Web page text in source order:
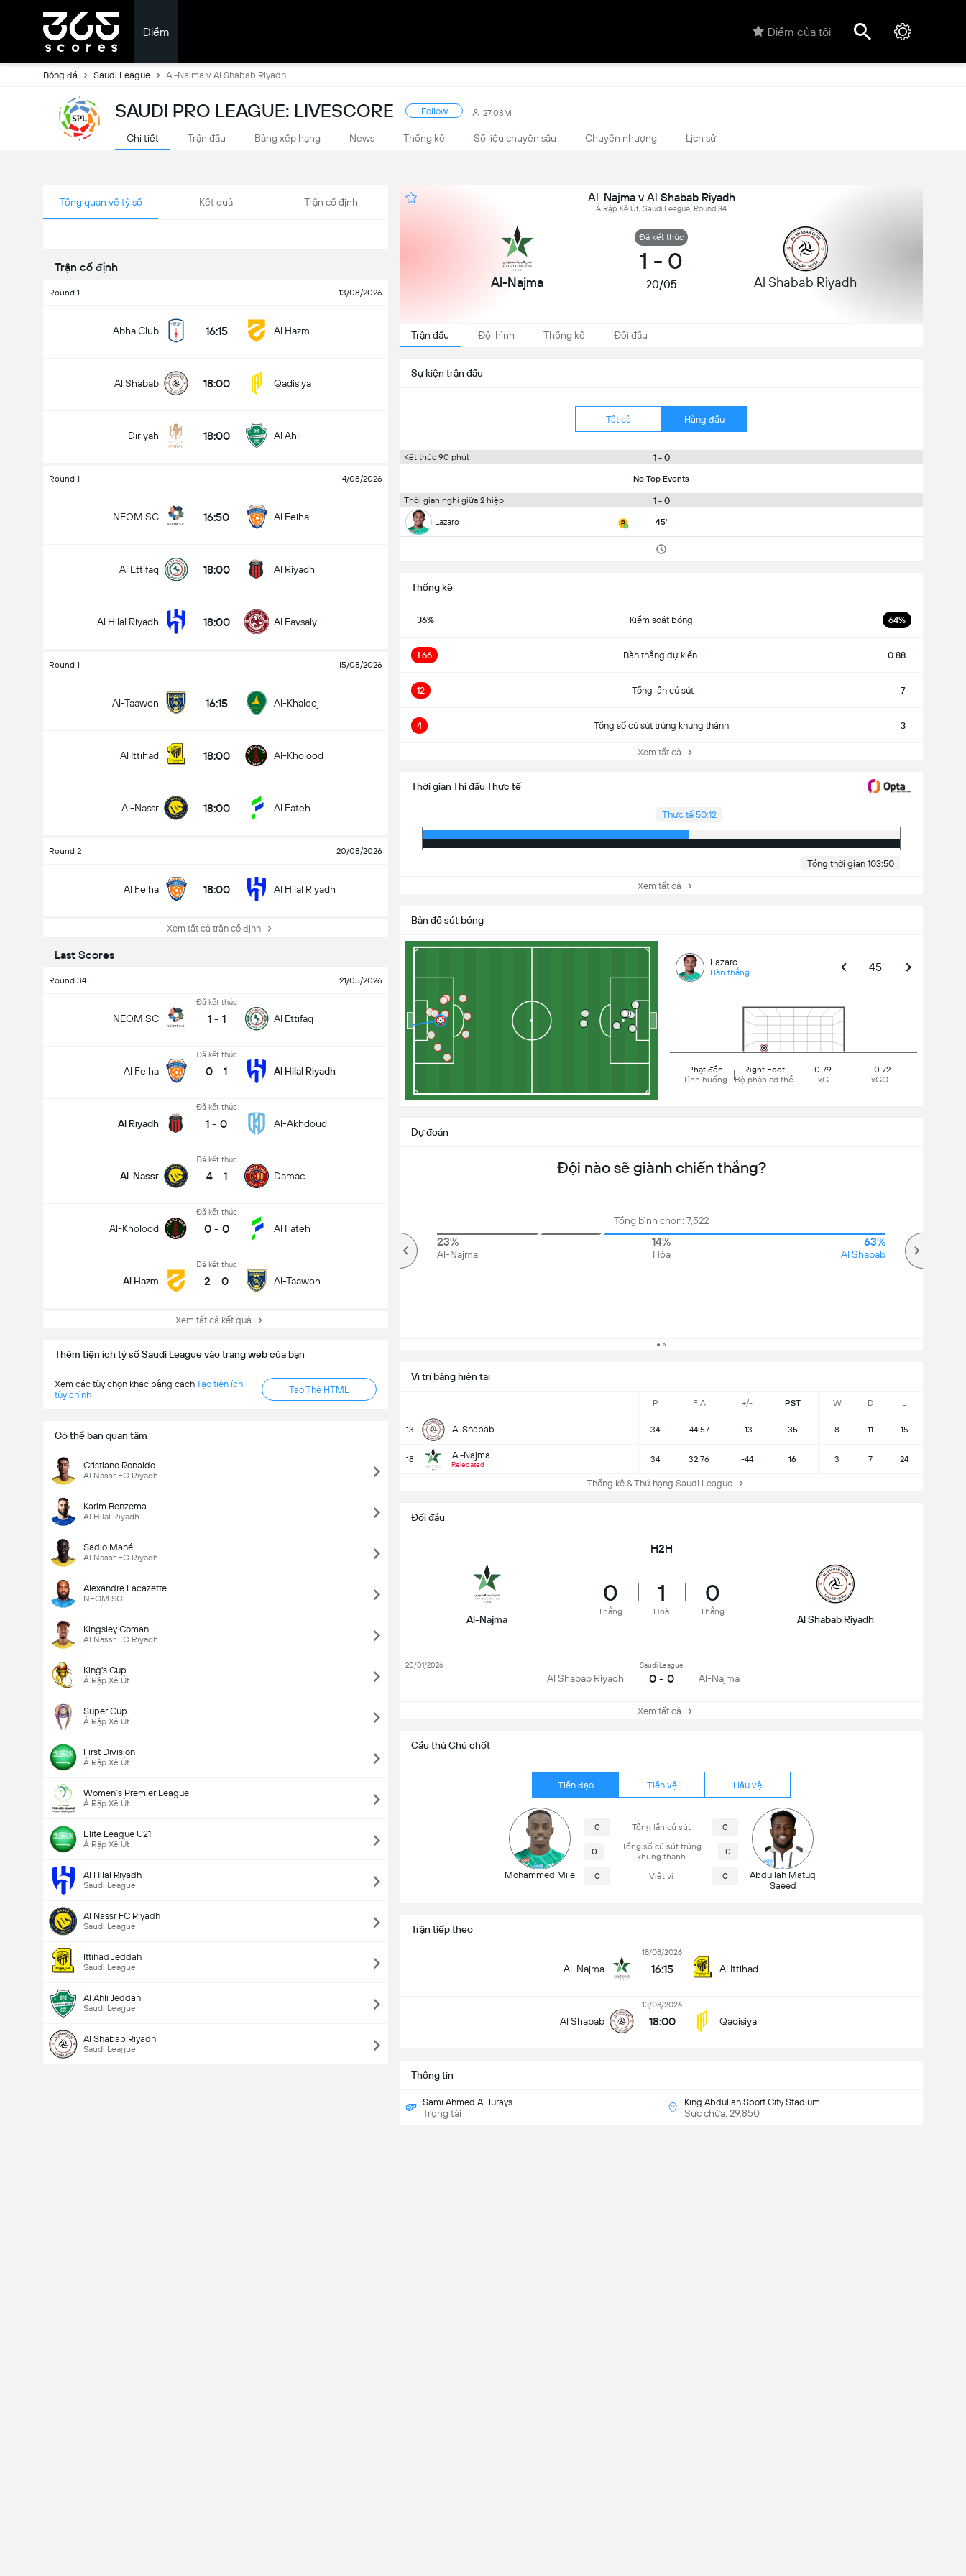
Điểm Điểm của tôi
Bóng đá Saudi League Al-Najma v Al Shabab Riyadh
SAUDI PRO LEAGUE: LIVESCORE Follow 27.08M
Chi tiết Trận đấu Bảng xếp hạng News Thống kê Số liệu chuyên sâu Chuyển nhượng Lịch sử
Tổng quan về tỷ số Kết quả Trận cố định
Trận cố định
Round 1 13/08/2026
Abha Club 16:15 Al Hazm
Al Shabab 18:00 Qadisiya
Diriyah 18:00 Al Ahli
Round 1 14/08/2026
NEOM SC 16:50 Al Feiha
Al Ettifaq 18:00 Al Riyadh
Al Hilal Riyadh 18:00 Al Faysaly
Round 1 15/08/2026
Al-Taawon 16:15 Al-Khaleej
Al Ittihad 18:00 Al-Kholood
Al-Nassr 18:00 Al Fateh
Round 2 20/08/2026
Al Feiha 18:00 Al Hilal Riyadh
Xem tất cả trận cố định
Last Scores
Round 34 21/05/2026
NEOM SC
Đã kết thúc
1 - 1 Al Ettifaq
Al Feiha
Đã kết thúc
0 - 1 Al Hilal Riyadh
Al Riyadh
Đã kết thúc
1 - 0 Al-Akhdoud
Al-Nassr
Đã kết thúc
4 - 1 Damac
Al-Kholood
Đã kết thúc
0 - 0 Al Fateh
Al Hazm
Đã kết thúc
2 - 0 Al-Taawon
Xem tất cả kết quả
Thêm tiện ích tỷ số Saudi League vào trang web của bạn
Xem các tùy chọn khác bằng cáchTạo tiện ích
tùy chỉnh
Tạo Thẻ HTML
Có thể bạn quan tâm
Cristiano Ronaldo
Al Nassr FC Riyadh
Karim Benzema
Al Hilal Riyadh
Sadio Mané
Al Nassr FC Riyadh
Alexandre Lacazette
NEOM SC
Kingsley Coman
Al Nassr FC Riyadh
King's Cup
Ả Rập Xê Út
Super Cup
Ả Rập Xê Út
First Division
Ả Rập Xê Út
Women’s Premier League
Ả Rập Xê Út
Elite League U21
Ả Rập Xê Út
Al Hilal Riyadh
Saudi League
Al Nassr FC Riyadh
Saudi League
Ittihad Jeddah
Saudi League
Al Ahli Jeddah
Saudi League
Al Shabab Riyadh
Saudi League
Al-Najma v Al Shabab Riyadh
Ả Rập Xê Út, Saudi League, Round 34
Al-Najma
Đã kết thúc
1 - 0
20/05 Al Shabab Riyadh
Trận đấu Đội hình Thống kê Đối đầu
Sự kiện trận đấu
Tất cả Hàng đầu
Kết thúc 90 phút 1 - 0
No Top Events
Thời gian nghỉ giữa 2 hiệp 1 - 0
Lazaro 45'
Trận tiếp theo
Al-Najma
18/08/2026
16:15 Al Ittihad
Al Shabab
13/08/2026
18:00 Qadisiya
Cầu thủ Chủ chốt
Tiền đạo Tiền vệ Hậu vệ
Mohammed Mile
0 Tổng lần cú sút 0
0
Tổng số cú sút trúng
khung thành
0
0 Việt vị 0
Abdullah Matuq
Saeed
Thống kê
36% Kiểm soát bóng 64%
1.66 Bàn thắng dự kiến 0.88
12 Tổng lần cú sút 7
4 Tổng số cú sút trúng khung thành 3
Xem tất cả
Thời gian Thi đấu Thực tế
Thực tế 50:12
Tổng thời gian 103:50
Xem tất cả
Bản đồ sút bóng
Lazaro
Bàn thắng 45'
Phạt đền
Tình huống
Right Foot
Bộ phận cơ thể
0.79
xG
0.72
xGOT
Thông tin
Sami Ahmed Al Jurays
Trọng tài
King Abdullah Sport City Stadium
Sức chứa: 29,850
Vị trí bảng hiện tại
P F:A +/- PST W D L
13 Al Shabab 34 44:57 -13 35 8 11 15
18 Al-Najma
Relegated
34 32:76 -44 16 3 7 24
Thống kê & Thứ hạng Saudi League
Dự đoán
Đội nào sẽ giành chiến thắng?
Tổng bình chọn: 7,522
23%
Al-Najma
14%
Hòa
63%
Al Shabab
Tổng bàn thắng trong trận đấu (2.5)
Đối đầu
H2H
Al-Najma
0
Thắng
1
Hoà
0
Thắng
Al Shabab Riyadh
Al Shabab Riyadh
Saudi League
0 - 0 Al-Najma
20/01/2026
Xem tất cả